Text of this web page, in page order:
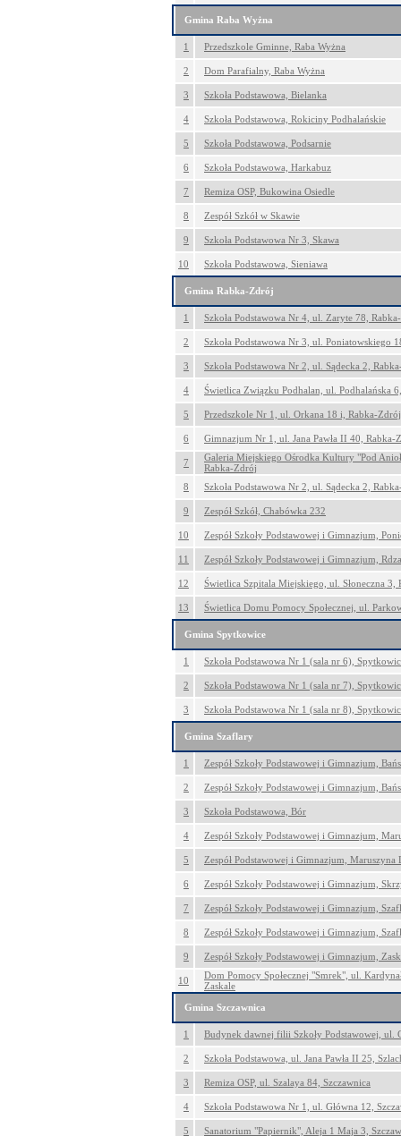
Gmina Raba Wyżna
1 Przedszkole Gminne, Raba Wyżna
2 Dom Parafialny, Raba Wyżna
3 Szkoła Podstawowa, Bielanka
4 Szkoła Podstawowa, Rokiciny Podhalańskie
5 Szkoła Podstawowa, Podsarnie
6 Szkoła Podstawowa, Harkabuz
7 Remiza OSP, Bukowina Osiedle
8 Zespół Szkół w Skawie
9 Szkoła Podstawowa Nr 3, Skawa
10 Szkoła Podstawowa, Sieniawa
Gmina Rabka-Zdrój
1 Szkoła Podstawowa Nr 4, ul. Zaryte 78,
2 Szkoła Podstawowa Nr 3, ul. Poniatowskiego
3 Szkoła Podstawowa Nr 2, ul. Sądecka 2,
4 Świetlica Związku Podhalan, ul. Podhalańska
5 Przedszkole Nr 1, ul. Orkana 18 i, Rabka-Zdrój
6 Gimnazjum Nr 1, ul. Jana Pawła II 40, Rabka-
7
Galeria Miejskiego Ośrodka Kultury "Pod
Rabka-Zdrój
8
Szkoła Podstawowa Nr 2, ul. Sądecka 2,
9 Zespół Szkół, Chabówka 232
10 Zespół Szkoły Podstawowej i Gimnazjum,
11 Zespół Szkoły Podstawowej i Gimnazjum,
12 Świetlica Szpitala Miejskiego, ul. Słoneczna 3,
13 Świetlica Domu Pomocy Społecznej, ul.
Gmina Spytkowice
1 Szkoła Podstawowa Nr 1 (sala nr 6),
2 Szkoła Podstawowa Nr 1 (sala nr 7),
3 Szkoła Podstawowa Nr 1 (sala nr 8),
Gmina Szaflary
1 Zespół Szkoły Podstawowej i Gimnazjum,
2 Zespół Szkoły Podstawowej i Gimnazjum,
3 Szkoła Podstawowa, Bór
4 Zespół Szkoły Podstawowej i Gimnazjum,
5 Zespół Podstawowej i Gimnazjum, Maruszyna
6 Zespół Szkoły Podstawowej i Gimnazjum,
7 Zespół Szkoły Podstawowej i Gimnazjum,
8 Zespół Szkoły Podstawowej i Gimnazjum,
9 Zespół Szkoły Podstawowej i Gimnazjum,
10
Dom Pomocy Społecznej "Smrek", ul.
Zaskale
Gmina Szczawnica
1 Budynek dawnej filii Szkoły Podstawowej, ul.
2 Szkoła Podstawowa, ul. Jana Pawła II 25,
3 Remiza OSP, ul. Szalaya 84, Szczawnica
4 Szkoła Podstawowa Nr 1, ul. Główna 12,
5 Sanatorium "Papiernik", Aleja 1 Maja 3,